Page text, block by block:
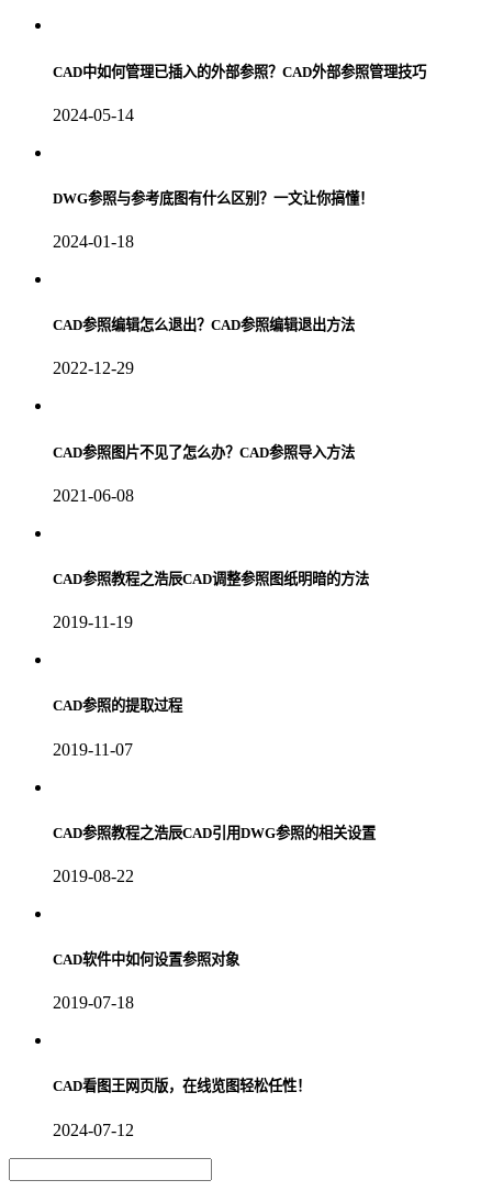
CAD中如何管理已插入的外部参照？CAD外部参照管理技巧
2024-05-14
DWG参照与参考底图有什么区别？一文让你搞懂！
2024-01-18
CAD参照编辑怎么退出？CAD参照编辑退出方法
2022-12-29
CAD参照图片不见了怎么办？CAD参照导入方法
2021-06-08
CAD参照教程之浩辰CAD调整参照图纸明暗的方法
2019-11-19
CAD参照的提取过程
2019-11-07
CAD参照教程之浩辰CAD引用DWG参照的相关设置
2019-08-22
CAD软件中如何设置参照对象
2019-07-18
CAD看图王网页版，在线览图轻松任性！
2024-07-12